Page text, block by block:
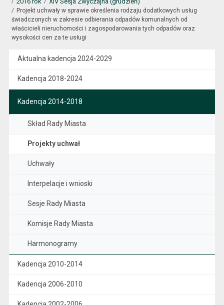
Projekt uchwały w sprawie określenia rodzaju dodatkowych usług
świadczonych w zakresie odbierania odpadów komunalnych od
właścicieli nieruchomości i zagospodarowania tych odpadów oraz
wysokości cen za te usługi
Aktualna kadencja 2024-2029
Kadencja 2018-2024
Kadencja 2014-2018
Skład Rady Miasta
Projekty uchwał
Uchwały
Interpelacje i wnioski
Sesje Rady Miasta
Komisje Rady Miasta
Harmonogramy
Kadencja 2010-2014
Kadencja 2006-2010